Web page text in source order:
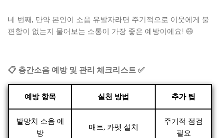
네 번째, 만약 본인이 소음 유발자라면 주기적으로 이웃에게 불
편함이 없는지 물어보는 소통이 가장 좋은 예방이에요! 😄
📋 층간소음 예방 및 관리 체크리스트 ✅
예방 항목 실천 방법 추가 팁
발망치 소음 예
방
매트, 카펫 설치
주기적 점검
필요